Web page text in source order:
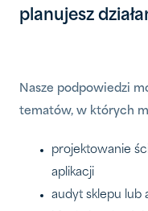
planujesz
Nasze podpowiedzi
tematów, w których
projektowanie
aplikacji
audyt sklepu lub